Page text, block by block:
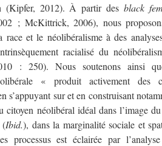
(Kipfer, 2012). À partir desblack
; McKittrick, 2006), nous
race et le néolibéralisme à des
racialisé du
: 250). Nous soutenons ainsi
« produit activement des
s’appuyant sur et en construisant
citoyen néolibéral idéal dans l’image
(Ibid.), dans la marginalité sociale et
processus est éclairée par